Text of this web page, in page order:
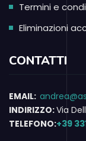
Termini e
Eliminazioni
CONTATTI
EMAIL:
INDIRIZZO:Via
TELEFONO:+39